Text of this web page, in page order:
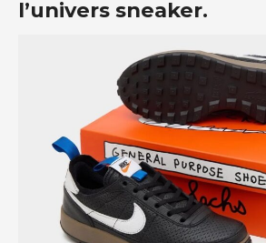
l’univers sneaker.